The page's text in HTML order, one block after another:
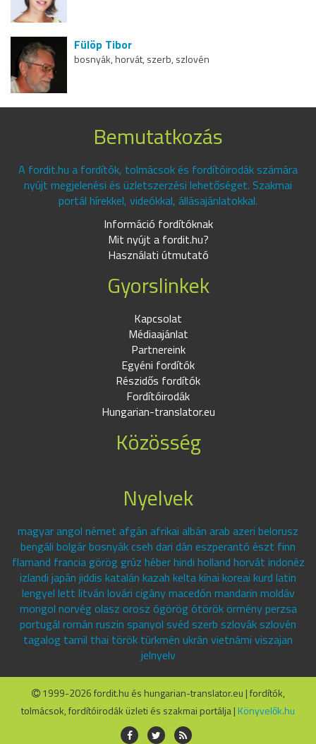
Fülöp Tibor
bosnyák, horvát, szerb, szlovén
Bemutatkozás
A fordit.hu a fordítók, tolmácsok és fordítóirodák számára
nyújt megjelenési és üzletszerzési lehetőséget. Szakmai
portál hírekkel, videókkal, állásajánlatokkal.
Információ fordítóknak
Mit nyújt a fordit.hu?
Használati útmutató
Gyorslinkek
Kapcsolat
Médiaajánlat
Partnereink
Egyéni fordítók
Részidős fordítók
Fordítóirodák
Hungarian-translator.eu
Közösség
Nyelvek
magyar angol német afgán afrikai albán arab azeri belorusz
bengáli bolgár bosnyák cseh dari dán eszperantó észt finn
flamand francia görög grúz héber hindi holland horvát indonéz
izlandi japán jiddis katalán kazah kelta kínai koreai kurd latin
lengyel lett litván lovári cigány macedón mandarin moldáv
mongol norvég olasz orosz ógörög ótörök örmény perzsa
portugál román ruszin spanyol svéd szerb szlovák szlovén
tagalog tamil thai török türkmén ukrán vietnámi viszajan
jelnyelv
1999-2026 fordit.hu és hungarian-translator.eu | fordítók,
tolmácsok, fordítóirodák üzleti és szakmai portálja | Könyvelők.hu